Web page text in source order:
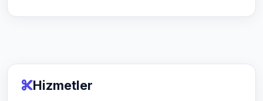
Hizmetler